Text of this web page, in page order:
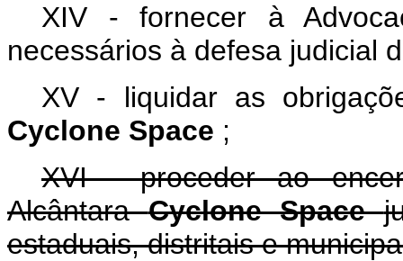
XIV - fornecer à
necessários à defesa judicial
XV - liquidar as
Cyclone Space ;
XVI - proceder ao
AlcântaraCyclone Space
estaduais, distritais e